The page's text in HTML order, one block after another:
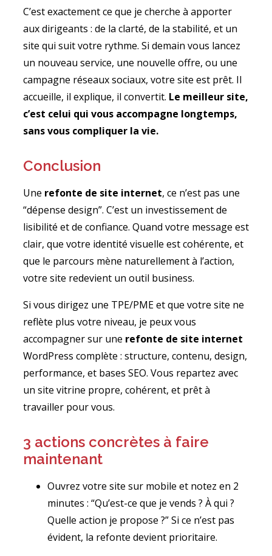
C’est exactement ce que je cherche à apporter
aux dirigeants : de la clarté, de la stabilité, et un
site qui suit votre rythme. Si demain vous lancez
un nouveau service, une nouvelle offre, ou une
campagne réseaux sociaux, votre site est prêt. Il
accueille, il explique, il convertit. Le meilleur site,
c’est celui qui vous accompagne longtemps,
sans vous compliquer la vie.
Conclusion
Une refonte de site internet, ce n’est pas une
“dépense design”. C’est un investissement de
lisibilité et de confiance. Quand votre message est
clair, que votre identité visuelle est cohérente, et
que le parcours mène naturellement à l’action,
votre site redevient un outil business.
Si vous dirigez une TPE/PME et que votre site ne
reflète plus votre niveau, je peux vous
accompagner sur une refonte de site internet
WordPress complète : structure, contenu, design,
performance, et bases SEO. Vous repartez avec
un site vitrine propre, cohérent, et prêt à
travailler pour vous.
3 actions concrètes à faire
maintenant
Ouvrez votre site sur mobile et notez en 2
minutes : “Qu’est-ce que je vends ? À qui ?
Quelle action je propose ?” Si ce n’est pas
évident, la refonte devient prioritaire.